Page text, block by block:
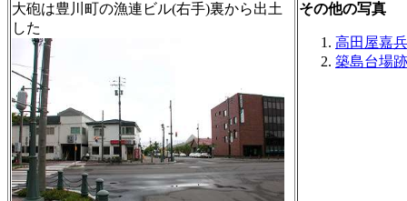
大砲は豊川町の漁連ビル(右手)裏から出土
した
その他の写真
高田屋嘉
築島台場